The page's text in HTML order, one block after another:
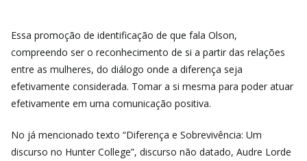
Essa promoção de identificação de que fala Olson,
compreendo ser o reconhecimento de si a partir das relações
entre as mulheres, do diálogo onde a diferença seja
efetivamente considerada. Tomar a si mesma para poder atuar
efetivamente em uma comunicação positiva.
No já mencionado texto “Diferença e Sobrevivência: Um
discurso no Hunter College”, discurso não datado, Audre Lorde